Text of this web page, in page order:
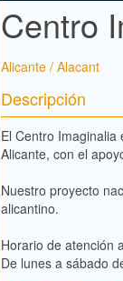
Centro
Alicante / Alacant
Descripción
El Centro
Alicante, con el
Nuestro proyecto
alicantino.
Horario de atención
De lunes a sábado